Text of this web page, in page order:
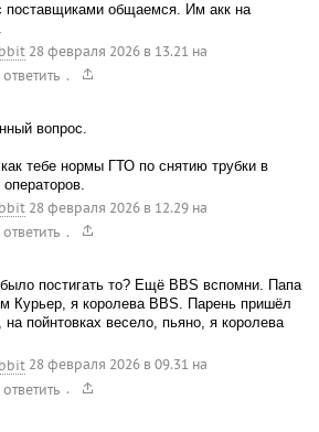
поставщиками общаемся. Им акк на
28 февраля 2026 в 13.21 на
ответить .
вопрос.
тебе нормы ГТО по снятию трубки в
28 февраля 2026 в 12.29на
ответить .
постигать то? Ещё BBS вспомни. Папа
Курьер, я королева BBS. Парень пришёл
на пойнтовках весело, пьяно, я королева
28 февраля 2026 в 09.31 на
ответить .